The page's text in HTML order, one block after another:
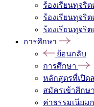
ร้องเรียนทุจริ
ร้องเรียนทุจริ
ร้องเรียนทุจริ
การศึกษา
ย้อนกลับ
การศึกษา
หลักสูตรที่เปิด
สมัครเข้าศึกษ
ค่าธรรมเนียม